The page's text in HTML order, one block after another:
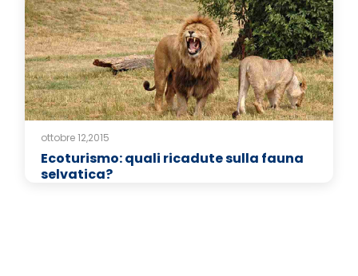
ottobre 12,2015
Ecoturismo: quali ricadute sulla fauna
selvatica?